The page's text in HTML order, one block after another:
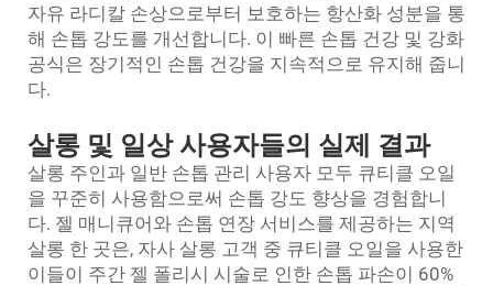
자유 라디칼 손상으로부터 보호하는 항산화 성분을 통
해 손톱 강도를 개선합니다. 이 빠른 손톱 건강 및 강화
공식은 장기적인 손톱 건강을 지속적으로 유지해 줍니
다.
살롱 및 일상 사용자들의 실제 결과
살롱 주인과 일반 손톱 관리 사용자 모두 큐티클 오일
을 꾸준히 사용함으로써 손톱 강도 향상을 경험합니
다. 젤 매니큐어와 손톱 연장 서비스를 제공하는 지역
살롱 한 곳은, 자사 살롱 고객 중 큐티클 오일을 사용한
이들이 주간 젤 폴리시 시술로 인한 손톱 파손이 60%